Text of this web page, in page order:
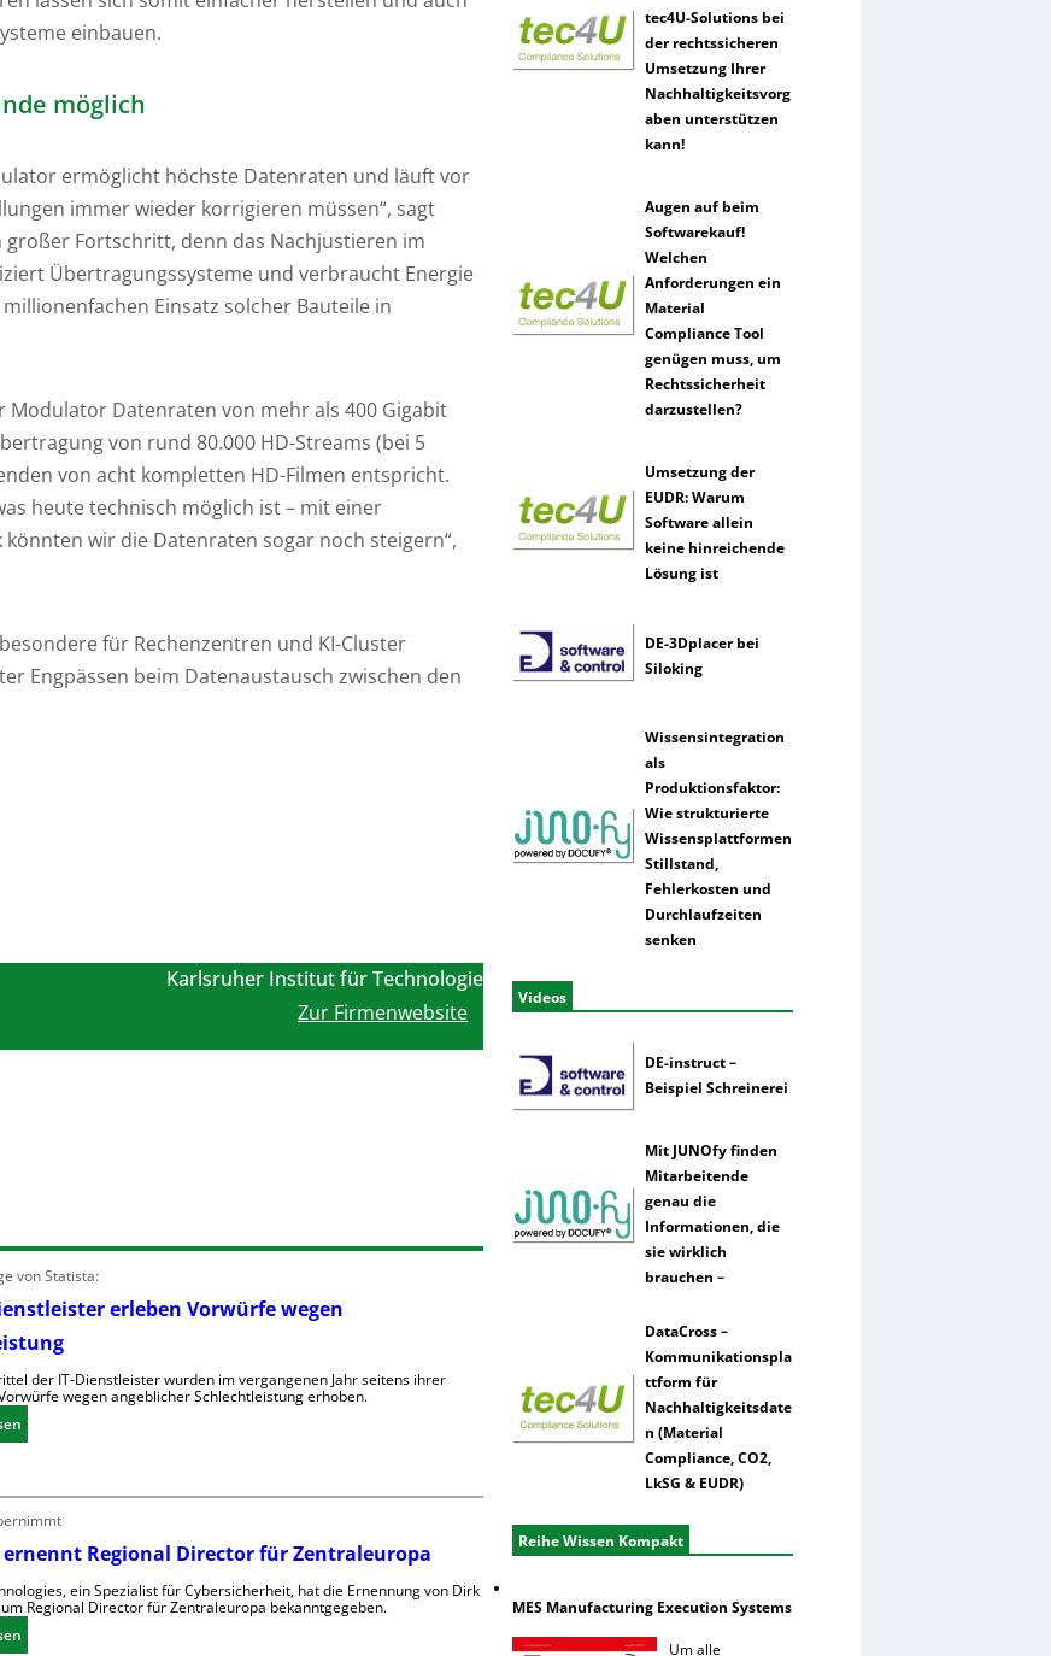
einbauen.
möglich
ermöglicht höchste Datenraten und läuft vor
immer wieder korrigieren müssen“, sagt
großer Fortschritt, denn das Nachjustieren im
Übertragungssysteme und verbraucht Energie
Einsatz solcher Bauteile in
Modulator Datenraten von mehr als 400 Gigabit
von rund 80.000 HD-Streams (bei 5
von acht kompletten HD-Filmen entspricht.
heute technisch möglich ist – mit einer
wir die Datenraten sogar noch steigern“,
für Rechenzentren und KI-Cluster
Engpässen beim Datenaustausch zwischen den
Karlsruher Institut für Technologie
Zur Firmenwebsite
von Statista:
erleben Vorwürfe wegen
der IT-Dienstleister wurden im vergangenen Jahr seitens ihrer
wegen angeblicher Schlechtleistung erhoben.
:
M
h
r
I
-
i
ernennt Regional Director für Zentraleuropa
ein Spezialist für Cybersicherheit, hat die Ernennung von Dirk
Regional Director für Zentraleuropa bekanntgegeben.
:
tec4U-Solutions bei
der rechtssicheren
Umsetzung Ihrer
Nachhaltigkeitsvorg
aben unterstützen
kann!
Augen auf beim
Softwarekauf!
Welchen
Anforderungen ein
Material
Compliance Tool
genügen muss, um
Rechtssicherheit
darzustellen?
Umsetzung der
EUDR: Warum
Software allein
keine hinreichende
Lösung ist
DE-3Dplacer bei
Siloking
Wissensintegration
als
Produktionsfaktor:
Wie strukturierte
Wissensplattformen
Stillstand,
Fehlerkosten und
Durchlaufzeiten
senken
Videos
DE-instruct –
Beispiel Schreinerei
Mit JUNOfy finden
Mitarbeitende
genau die
Informationen, die
sie wirklich
brauchen –
DataCross –
Kommunikationspla
ttform für
Nachhaltigkeitsdate
n (Material
Compliance, CO2,
LkSG & EUDR)
Reihe Wissen Kompakt
MES Manufacturing Execution Systems
Um alle